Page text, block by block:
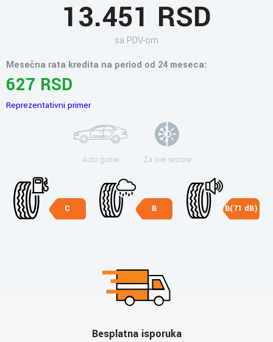
13.451 RSD
sa PDV-om
Mesečna rata kredita na period od 24 meseca:
627 RSD
Reprezentativni primer
Auto gume Za sve sezone
C B B(71 dB)
Besplatna isporuka